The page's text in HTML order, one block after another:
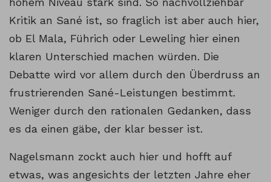
Kritik an Sané ist, so fraglich ist aber auch hier,
ob El Mala, Führich oder Leweling hier einen
klaren Unterschied machen würden. Die
Debatte wird vor allem durch den Überdruss an
frustrierenden Sané-Leistungen bestimmt.
Weniger durch den rationalen Gedanken, dass
es da einen gäbe, der klar besser ist.
Nagelsmann zockt auch hier und hofft auf
etwas, was angesichts der letzten Jahre eher